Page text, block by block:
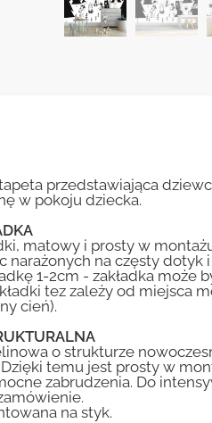
przedstawiająca
w pokoju dziecka.
matowy i prosty w
narażonych na częsty dotyk
1-2cm - zakładka
tez zależy od miejsca
cień).
o strukturze
temu jest prosty w
zabrudzenia. Do
na styk.